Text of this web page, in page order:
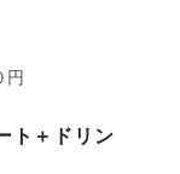
ト＋ドリン